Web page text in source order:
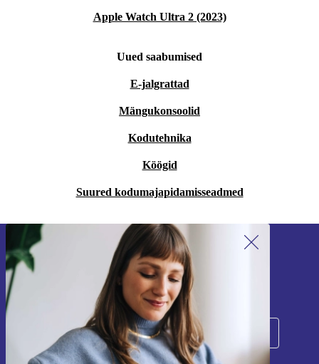
Apple Watch Ultra 2 (2023)
Uued saabumised
E-jalgrattad
Mängukonsoolid
Kodutehnika
Köögid
Suured kodumajapidamisseadmed
Liitu meie uudiskirjaga!
Ära jäta enam ühtegi pakkumist vahele.